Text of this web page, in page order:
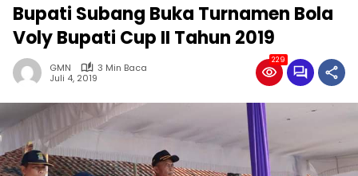
Bupati Subang Buka Turnamen Bola
Voly Bupati Cup II Tahun 2019
GMN
3 Min Baca
Juli 4, 2019
229